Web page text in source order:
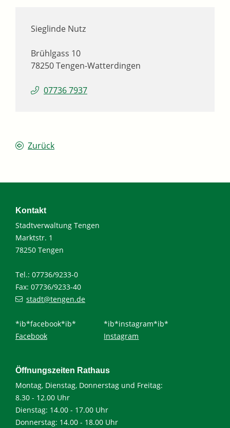
Sieglinde Nutz
Brühlgass 10
78250Tengen-Watterdingen
07736 7937
Zurück
Kontakt
Stadtverwaltung Tengen
Marktstr. 1
78250 Tengen
Tel.: 07736/9233-0
Fax: 07736/9233-40
stadt@tengen.de
*ib*facebook*ib*
Facebook
*ib*instagram*ib*
Instagram
Öffnungszeiten Rathaus
Montag, Dienstag, Donnerstag und Freitag:
8.30 - 12.00 Uhr
Dienstag: 14.00 - 17.00 Uhr
Donnerstag: 14.00 - 18.00 Uhr